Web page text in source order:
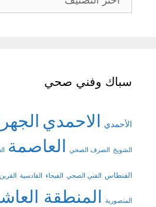
سباك وفني صحي
الأحمدي الاحمدي
الشويخ الصرف الصحي العاصمة
الفنطاس الفني الصحي الفيحاء القادسية القرين
المنصورية المنطقة